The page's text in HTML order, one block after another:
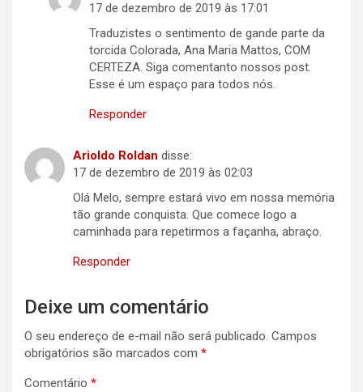
17 de dezembro de 2019 às 17:01
Traduzistes o sentimento de gande parte da
torcida Colorada, Ana Maria Mattos, COM
CERTEZA. Siga comentanto nossos post.
Esse é um espaço para todos nós.
Responder
Arioldo Roldan disse:
17 de dezembro de 2019 às 02:03
Olá Melo, sempre estará vivo em nossa memória
tão grande conquista. Que comece logo a
caminhada para repetirmos a façanha, abraço.
Responder
Deixe um comentário
O seu endereço de e-mail não será publicado. Campos
obrigatórios são marcados com *
Comentário *